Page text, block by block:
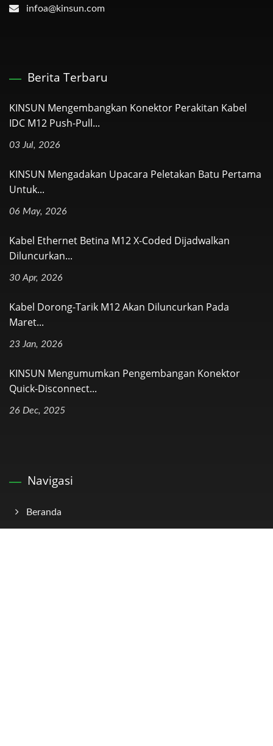
infoa@kinsun.com
Berita Terbaru
KINSUN Mengembangkan Konektor Perakitan Kabel
IDC M12 Push-Pull...
03 Jul, 2026
KINSUN Mengadakan Upacara Peletakan Batu Pertama
Untuk...
06 May, 2026
Kabel Ethernet Betina M12 X-Coded Dijadwalkan
Diluncurkan...
30 Apr, 2026
Kabel Dorong-Tarik M12 Akan Diluncurkan Pada
Maret...
23 Jan, 2026
KINSUN Mengumumkan Pengembangan Konektor
Quick-Disconnect...
26 Dec, 2025
Navigasi
Beranda